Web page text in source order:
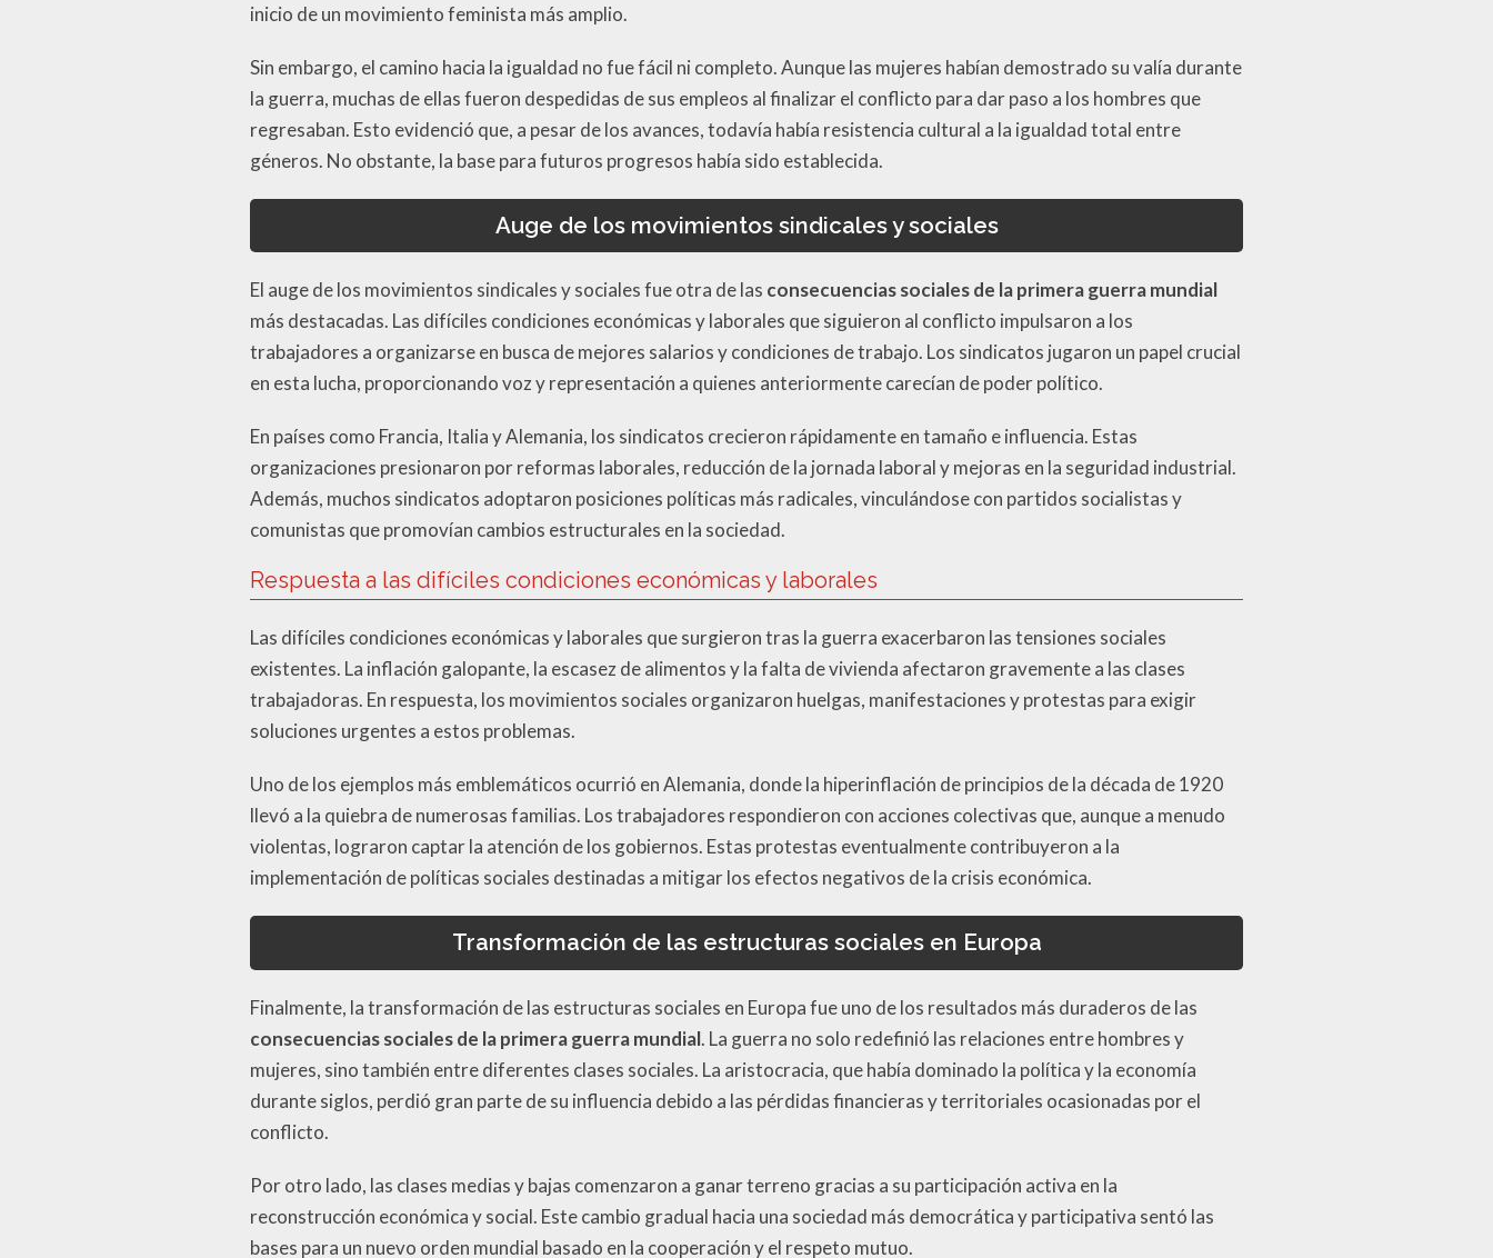
inicio de un movimiento feminista más amplio.
Sin embargo, el camino hacia la igualdad no fue fácil ni completo. Aunque las mujeres habían demostrado su valía durante
la guerra, muchas de ellas fueron despedidas de sus empleos al finalizar el conflicto para dar paso a los hombres que
regresaban. Esto evidenció que, a pesar de los avances, todavía había resistencia cultural a la igualdad total entre
géneros. No obstante, la base para futuros progresos había sido establecida.
Auge de los movimientos sindicales y sociales
El auge de los movimientos sindicales y sociales fue otra de las consecuencias sociales de la primera guerra mundial
más destacadas. Las difíciles condiciones económicas y laborales que siguieron al conflicto impulsaron a los
trabajadores a organizarse en busca de mejores salarios y condiciones de trabajo. Los sindicatos jugaron un papel crucial
en esta lucha, proporcionando voz y representación a quienes anteriormente carecían de poder político.
En países como Francia, Italia y Alemania, los sindicatos crecieron rápidamente en tamaño e influencia. Estas
organizaciones presionaron por reformas laborales, reducción de la jornada laboral y mejoras en la seguridad industrial.
Además, muchos sindicatos adoptaron posiciones políticas más radicales, vinculándose con partidos socialistas y
comunistas que promovían cambios estructurales en la sociedad.
Respuesta a las difíciles condiciones económicas y laborales
Las difíciles condiciones económicas y laborales que surgieron tras la guerra exacerbaron las tensiones sociales
existentes. La inflación galopante, la escasez de alimentos y la falta de vivienda afectaron gravemente a las clases
trabajadoras. En respuesta, los movimientos sociales organizaron huelgas, manifestaciones y protestas para exigir
soluciones urgentes a estos problemas.
Uno de los ejemplos más emblemáticos ocurrió en Alemania, donde la hiperinflación de principios de la década de 1920
llevó a la quiebra de numerosas familias. Los trabajadores respondieron con acciones colectivas que, aunque a menudo
violentas, lograron captar la atención de los gobiernos. Estas protestas eventualmente contribuyeron a la
implementación de políticas sociales destinadas a mitigar los efectos negativos de la crisis económica.
Transformación de las estructuras sociales en Europa
Finalmente, la transformación de las estructuras sociales en Europa fue uno de los resultados más duraderos de las
consecuencias sociales de la primera guerra mundial. La guerra no solo redefinió las relaciones entre hombres y
mujeres, sino también entre diferentes clases sociales. La aristocracia, que había dominado la política y la economía
durante siglos, perdió gran parte de su influencia debido a las pérdidas financieras y territoriales ocasionadas por el
conflicto.
Por otro lado, las clases medias y bajas comenzaron a ganar terreno gracias a su participación activa en la
reconstrucción económica y social. Este cambio gradual hacia una sociedad más democrática y participativa sentó las
bases para un nuevo orden mundial basado en la cooperación y el respeto mutuo.